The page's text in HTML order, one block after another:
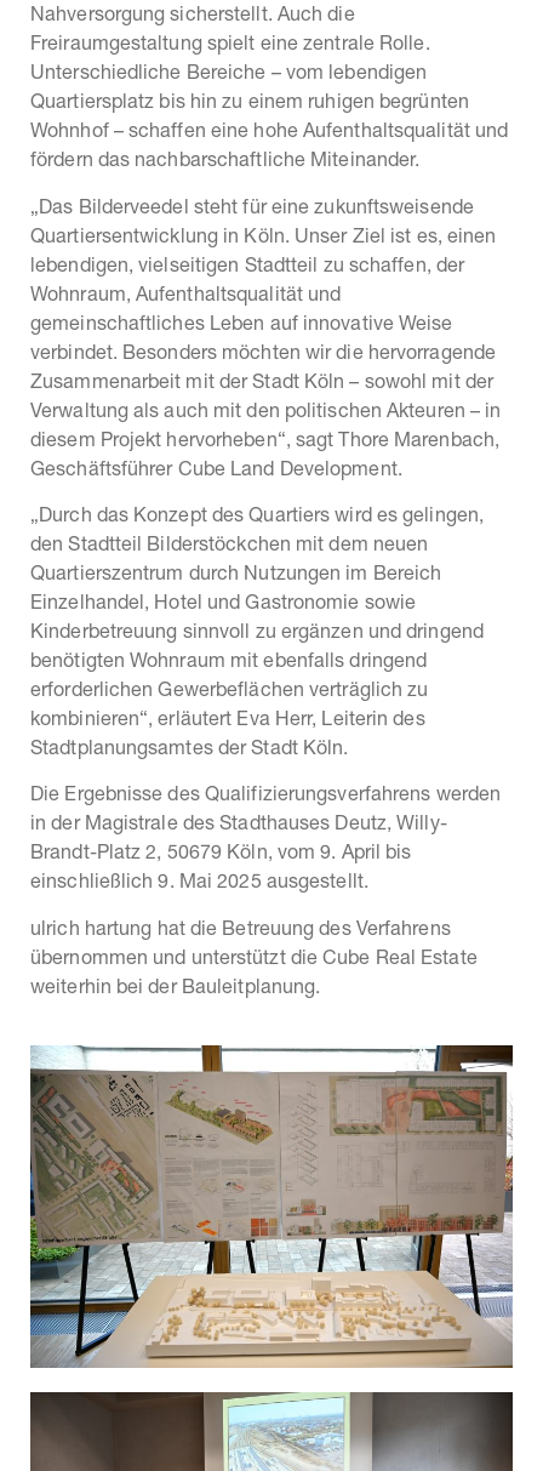
Nahversorgung sicherstellt. Auch die
Freiraumgestaltung spielt eine zentrale Rolle.
Unterschiedliche Bereiche – vom lebendigen
Quartiersplatz bis hin zu einem ruhigen begrünten
Wohnhof – schaffen eine hohe Aufenthaltsqualität und
fördern das nachbarschaftliche Miteinander.
„Das Bilderveedel steht für eine zukunftsweisende
Quartiersentwicklung in Köln. Unser Ziel ist es, einen
lebendigen, vielseitigen Stadtteil zu schaffen, der
Wohnraum, Aufenthaltsqualität und
gemeinschaftliches Leben auf innovative Weise
verbindet. Besonders möchten wir die hervorragende
Zusammenarbeit mit der Stadt Köln – sowohl mit der
Verwaltung als auch mit den politischen Akteuren – in
diesem Projekt hervorheben“, sagt Thore Marenbach,
Geschäftsführer Cube Land Development.
„Durch das Konzept des Quartiers wird es gelingen,
den Stadtteil Bilderstöckchen mit dem neuen
Quartierszentrum durch Nutzungen im Bereich
Einzelhandel, Hotel und Gastronomie sowie
Kinderbetreuung sinnvoll zu ergänzen und dringend
benötigten Wohnraum mit ebenfalls dringend
erforderlichen Gewerbeflächen verträglich zu
kombinieren“, erläutert Eva Herr, Leiterin des
Stadtplanungsamtes der Stadt Köln.
Die Ergebnisse des Qualifizierungsverfahrens werden
in der Magistrale des Stadthauses Deutz, Willy-
Brandt-Platz 2, 50679 Köln, vom 9. April bis
einschließlich 9. Mai 2025 ausgestellt.
ulrich hartung hat die Betreuung des Verfahrens
übernommen und unterstützt die Cube Real Estate
weiterhin bei der Bauleitplanung.